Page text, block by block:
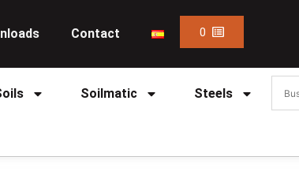
Contact 0
Soilmatic Steels